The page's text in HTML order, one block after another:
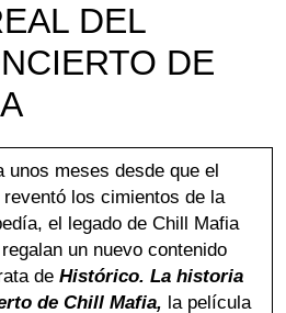
Política de Privacidad
DEL
DE
unos meses desde que el
los cimientos de la
el legado de Chill Mafia
un nuevo contenido
deHistórico. La historia
de Chill Mafia, la película